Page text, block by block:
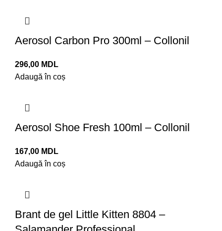
Aerosol Carbon Pro 300ml – Collonil
296,00 MDL
Adaugă în coș
Aerosol Shoe Fresh 100ml – Collonil
167,00 MDL
Adaugă în coș
Brant de gel Little Kitten 8804 –